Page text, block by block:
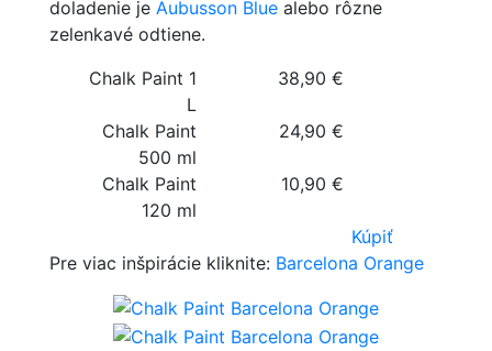
doladenie je Aubusson Blue alebo rôzne
zelenkavé odtiene.
Chalk Paint 1
L
38,90 €
Chalk Paint
500 ml
24,90 €
Chalk Paint
120 ml
10,90 €
Kúpiť
Pre viac inšpirácie kliknite: Barcelona Orange